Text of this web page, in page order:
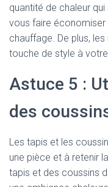
quantité de chaleur
vous faire économiser
chauffage. De plus,
touche de style à
Astuce 5 :
des
Les tapis et les
une pièce et à retenir
tapis et des coussins